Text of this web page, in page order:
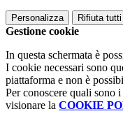
Personalizza Rifiuta tutti
Gestione cookie
In questa schermata è
I cookie necessari sono
piattaforma e non è
Per conoscere quali sono
visionare la COOKIE